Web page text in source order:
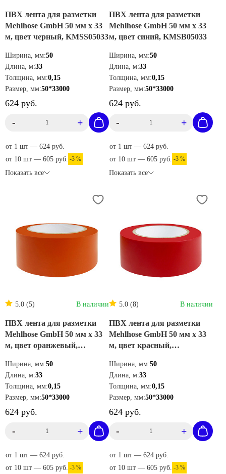
ПВХ лента для разметки
Mehlhose GmbH 50 мм х 33
м, цвет черный, KMSS05033
Ширина, мм:50
Длина, м:33
Толщина, мм:0,15
Размер, мм:50*33000
624 руб.
- +
от 1 шт — 624 руб.
от 10 шт — 605 руб. -3 %
Показать все
ПВХ лента для разметки
Mehlhose GmbH 50 мм х 33
м, цвет синий, KMSB05033
Ширина, мм:50
Длина, м:33
Толщина, мм:0,15
Размер, мм:50*33000
624 руб.
- +
от 1 шт — 624 руб.
от 10 шт — 605 руб. -3 %
Показать все
5.0 (5) В наличии
ПВХ лента для разметки
Mehlhose GmbH 50 мм х 33
м, цвет оранжевый,
Ширина, мм:50
Длина, м:33
Толщина, мм:0,15
Размер, мм:50*33000
624 руб.
- +
от 1 шт — 624 руб.
от 10 шт — 605 руб. -3 %
5.0 (8) В наличии
ПВХ лента для разметки
Mehlhose GmbH 50 мм х 33
м, цвет красный,
Ширина, мм:50
Длина, м:33
Толщина, мм:0,15
Размер, мм:50*33000
624 руб.
- +
от 1 шт — 624 руб.
от 10 шт — 605 руб. -3 %